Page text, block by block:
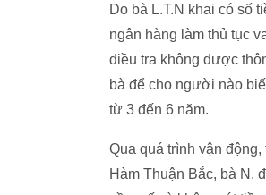
Do bà L.T.N khai có số
ngân hàng làm thủ tục
điều tra không được
bà để cho người nào
từ 3 đến 6 năm.
Qua quá trình vận
Hàm Thuận Bắc, bà N.